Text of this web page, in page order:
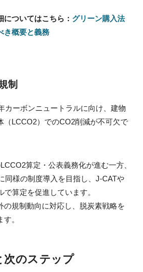
ついてはこちら： グリーン購入法
き概要と義務
制
カーボンニュートラルに向け、建物
（LCCO2）でのCO2削減が不可欠で
算定・公表義務化が進む一方、
同様の制度導入を目指し、J-CATや
算定を促進しています。
の規制動向に対応し、脱炭素戦略を
。
次のステップ